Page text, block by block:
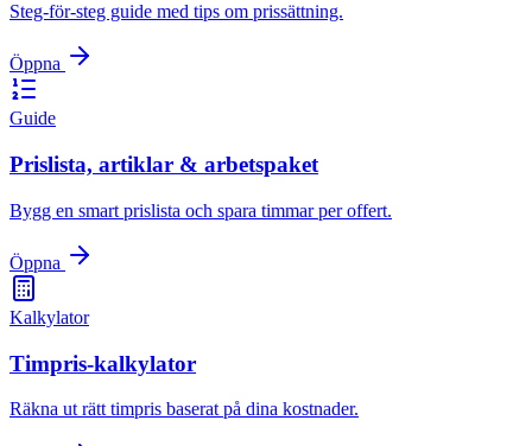
Steg-för-steg guide med tips om prissättning.
Öppna
Guide
Prislista, artiklar & arbetspaket
Bygg en smart prislista och spara timmar per offert.
Öppna
Kalkylator
Timpris-kalkylator
Räkna ut rätt timpris baserat på dina kostnader.